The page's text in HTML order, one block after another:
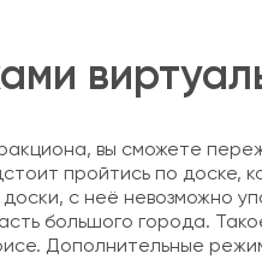
вы сможете
пройтись по
с неё невозможно
большого города.
Дополнительные